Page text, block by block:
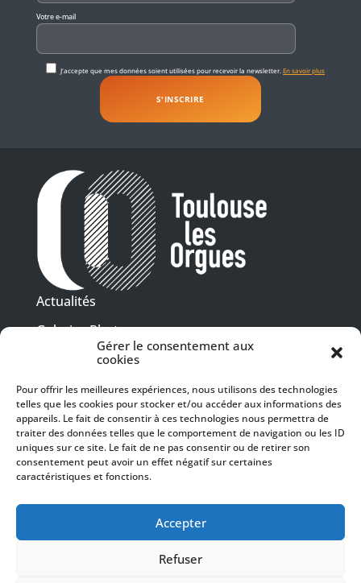
Gérer le consentement aux
cookies
Pour offrir les meilleures expériences, nous utilisons des technologies
telles que les cookies pour stocker et/ou accéder aux informations des
appareils. Le fait de consentir à ces technologies nous permettra de
traiter des données telles que le comportement de navigation ou les ID
uniques sur ce site. Le fait de ne pas consentir ou de retirer son
consentement peut avoir un effet négatif sur certaines
caractéristiques et fonctions.
Accepter
Refuser
Votre e-mail
J'accepte que mes données soient utilisées pour recevoir la newsletter.En savoir plus
Actualités
Galeries Photos
Vidéothèque
Presse
Programme PDF
Billetterie
Recrutement
Mentions légales
SUIVEZ-NOUS